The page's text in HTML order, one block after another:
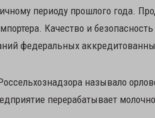
периоду прошлого года.
Качество и
федеральных
называло
перерабатывает